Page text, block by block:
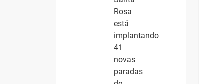
Rosa
está
implantando
41
novas
paradas